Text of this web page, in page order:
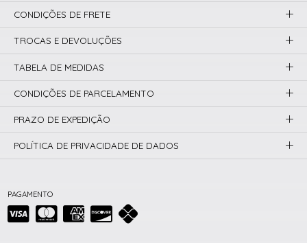
PAGAMENTO
CONDIÇÕES DE FRETE
TROCAS E DEVOLUÇÕES
TABELA DE MEDIDAS
CONDIÇÕES DE PARCELAMENTO
PRAZO DE EXPEDIÇÃO
POLÍTICA DE PRIVACIDADE DE DADOS